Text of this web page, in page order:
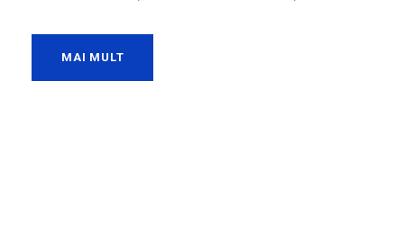
MAI MULT